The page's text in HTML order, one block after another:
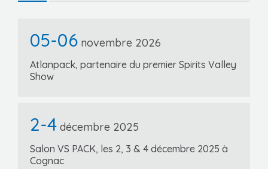
05-06 novembre 2026
Atlanpack, partenaire du premier Spirits Valley
Show
2-4 décembre 2025
Salon VS PACK, les 2, 3 & 4 décembre 2025 à
Cognac